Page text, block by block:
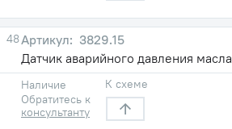
48
3829.15
Датчик аварийного давления масла
Наличие
Обратитесь к
консультанту
К схеме